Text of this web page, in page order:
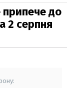
до
2 серпня